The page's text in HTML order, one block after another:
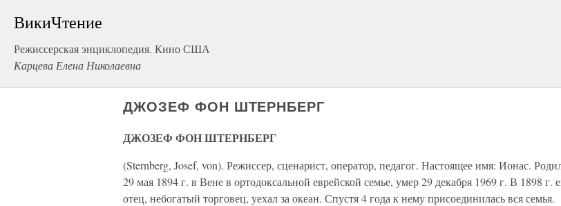
ВикиЧтение
Режиссерская энциклопедия. Кино США
Карцева Елена Николаевна
ДЖОЗЕФ ФОН ШТЕРНБЕРГ
ДЖОЗЕФ ФОН ШТЕРНБЕРГ
(Sternberg, Josef, von). Режиссер, сценарист, оператор, педагог. Настоящее имя: Ионас.
29 мая 1894 г. в Вене в ортодоксальной еврейской семье, умер 29 декабря 1969 г. В 1898 г.
отец, небогатый торговец, уехал за океан. Спустя 4 года к нему присоединилась вся семья.